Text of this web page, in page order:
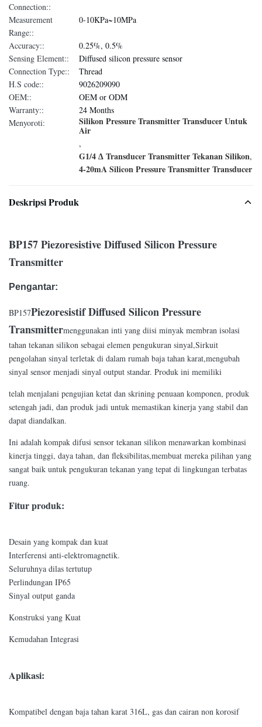
Connection::
Measurement
Range::
0-10KPa~10MPa
Accuracy::
0.25%, 0.5%
Sensing Element::
Diffused silicon pressure sensor
Connection Type::
Thread
H.S code::
9026209090
OEM::
OEM or ODM
Warranty::
24 Months
Menyoroti:
Silikon Pressure Transmitter Transducer Untuk
Air
,
G1/4 ∆ Transducer Transmitter Tekanan Silikon,
4-20mA Silicon Pressure Transmitter Transducer
Deskripsi Produk
BP157 Piezoresistive Diffused Silicon Pressure
Transmitter
Pengantar:
BP157Piezoresistif Diffused Silicon Pressure
Transmittermenggunakan inti yang diisi minyak membran isolasi
tahan tekanan silikon sebagai elemen pengukuran sinyal,Sirkuit
pengolahan sinyal terletak di dalam rumah baja tahan karat,mengubah
sinyal sensor menjadi sinyal output standar. Produk ini memiliki
telah menjalani pengujian ketat dan skrining penuaan komponen, produk
setengah jadi, dan produk jadi untuk memastikan kinerja yang stabil dan
dapat diandalkan.
Ini adalah kompak difusi sensor tekanan silikon menawarkan kombinasi
kinerja tinggi, daya tahan, dan fleksibilitas,membuat mereka pilihan yang
sangat baik untuk pengukuran tekanan yang tepat di lingkungan terbatas
ruang.
Fitur produk:
Desain yang kompak dan kuat
Interferensi anti-elektromagnetik.
Seluruhnya dilas tertutup
Perlindungan IP65
Sinyal output ganda
Konstruksi yang Kuat
Kemudahan Integrasi
Aplikasi:
Kompatibel dengan baja tahan karat 316L, gas dan cairan non korosif